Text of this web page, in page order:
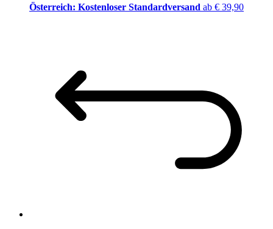
Österreich: Kostenloser Standardversand ab € 39,90